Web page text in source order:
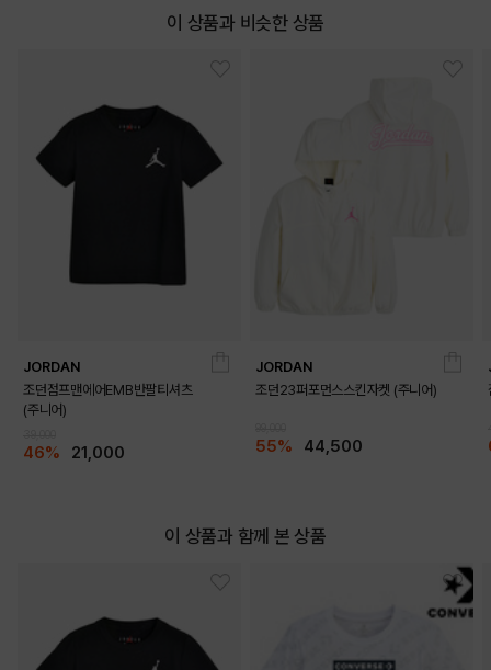
이 상품과 비슷한 상품
JORDAN
조던점프맨에어EMB반팔티셔츠
(주니어)
46% 21,000
JORDAN
조던23퍼포먼스스킨자켓 (주니어)
55% 44,500
이 상품과 함께 본 상품